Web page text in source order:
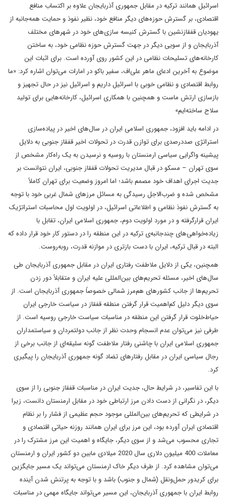
اسرائیل همانند ترکیه در مقابل جمهوری آذربایجان علاوه بر اکتساب منافع
اقتصادی، بر گسترش حوزه‌های دیگر منافع خود، نظیر نفوذ و حمایت همه‌جانبه از
یهودیان قفقازنشین با گسترش کنیسه سازی‌های خود در شهرهای مختلف
آذربایجان و از سویی دیگر در جهت گسترش حوزه‌ نظامی خود، به ساختن
کارخانه‌های تسلیحات نظامی در این کشور روی آورده است. برای اثبات این
موضوع به آخرین ادعای ماهر علی‌اف، سفیر باکو در امارات می‌توان اشاره کرد: «ما
روابط اقتصادی و نظامی خوبی با اسرائیل داریم و اسرائیل نیز در حال تجهیز و
بازسازی ارتش ماست و همچنین با همکاری اسرائیل، کارخانه‌هایی برای تولید
سلاح ساخته‌ایم»
در ادامه باید افزود، جمهوری اسلامی ایران در سال‌های اخیر در پیاده‌سازی
استراتژی صددرصدی برای توازن قدرت در تحولات اخیر قفقاز جنوبی به دلایل
پیشینه واگرایی سیاسی ارمنستان با روسیه و نرسیدن به یک ‌راه‌کار مشخص از
سوی تهران – مسکو در قبال مدیریت تحولات قفقاز جنوبی، ایران نتوانست بر
جدیت اجرای اهداف خود مصمم باشد؛ اما امروز وضعیت برای تهران کاملاً
مشخص شده و ضرب‌الاجل رسیدگی به مسائل مرزهای شمال غربی خود با توجه
به گسترش نفوذ نظامی و اطلاعاتی اسرائیل، در اولویت اول محاسبات استراتژیک
ایران قرارگرفته و در مورد اولویت دوم، جمهوری اسلامی ایران، تقابل با
زیاده‌خواهی‌های چندجانبه‌ی ترکیه در این منطقه را در دستور کار خود قرار داده که
البته در قبال ترکیه، ایران با دست بازتری در موازنه قدرت، روبه‌روست.
همچنین، یکی از دلایل ملاطفت رفتاری ایران در مقابل جمهوری آذربایجان طی
سال‌های اخیر، مسئله تحریم‌های بین‌المللی علیه ایران و متقابلاً دور زدن
تحریم‌ها از جانب کشورهای هم‌مرز شمالی خصوصاً جمهوری آذربایجان است. از
سوی دیگر دلیل کم‌اهمیت قرار گرفتن منطقه قفقاز در سیاست خارجی ایران
حیاط‌خلوت قرار گرفتن این منطقه در مناسبات سیاست خارجی روسیه است. از
طرفی نیز می‌توان عدم انسجام وحدت نظر از جانب دولتمردان و سیاستمداران
جمهوری اسلامی ایران با چاشنی رفتار ملاطفت گونه‌ سلیقه‌ای از جانب برخی از
رجال سیاسی ایران در مقابل رفتارهای تضاد گونه جمهوری آذربایجان را پیگیری
کرد.
با این تفاسیر، در شرایط حال، جدیت ایران در مناسبات قفقاز جنوبی را از سوی
دیگر، در نگرانی از دست دادن مرز ارتباطی خود در مقابل ارمنستان دانست، زیرا
در شرایطی که تحریم‌های بین‌المللی موجود حجم عظیمی از فشار را بر نظام
اقتصادی ایران آورده بود، این مرز برای ایران همانند روزنه حیاتی اقتصادی و
تجاری محسوب می‌شد و از سوی دیگر، جایگاه و اهمیت این مرز مشترک را در
معاملات 400 میلیون دلاری سال 2020 میلادی مابین دو کشور ایران و ارمنستان
می‌توان مشاهده کرد. از طرف دیگر خاک ارمنستان می‌تواند یک مسیر جایگزین
برای کریدور حمل‌ونقل (شمال و جنوب) باشد و با توجه به پرتنش شدن آینده‌
روابط ایران با جمهوری آذربایجان، این مسیر می‌تواند جایگاه مهمی در مناسبات